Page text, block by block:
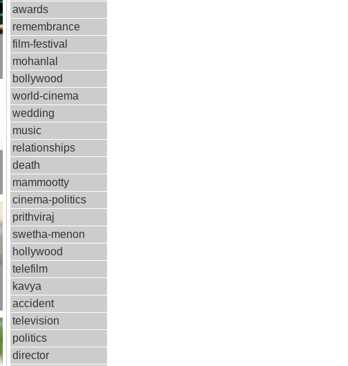
awards
remembrance
film-festival
mohanlal
bollywood
world-cinema
wedding
music
relationships
death
mammootty
cinema-politics
prithviraj
swetha-menon
hollywood
telefilm
kavya
accident
television
politics
director